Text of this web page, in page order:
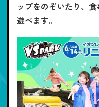
ップをのぞいたり、
遊べます。